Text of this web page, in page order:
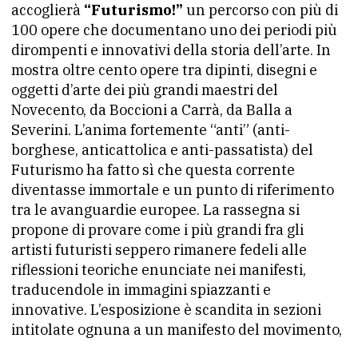
accoglierà “Futurismo!” un percorso con più di
100 opere che documentano uno dei periodi più
dirompenti e innovativi della storia dell’arte. In
mostra oltre cento opere tra dipinti, disegni e
oggetti d’arte dei più grandi maestri del
Novecento, da Boccioni a Carrà, da Balla a
Severini. L’anima fortemente “anti” (anti-
borghese, anticattolica e anti-passatista) del
Futurismo ha fatto sì che questa corrente
diventasse immortale e un punto di riferimento
tra le avanguardie europee. La rassegna si
propone di provare come i più grandi fra gli
artisti futuristi seppero rimanere fedeli alle
riflessioni teoriche enunciate nei manifesti,
traducendole in immagini spiazzanti e
innovative. L’esposizione è scandita in sezioni
intitolate ognuna a un manifesto del movimento,